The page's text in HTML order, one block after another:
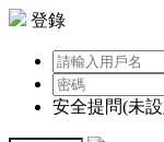
登錄
安全提問(未